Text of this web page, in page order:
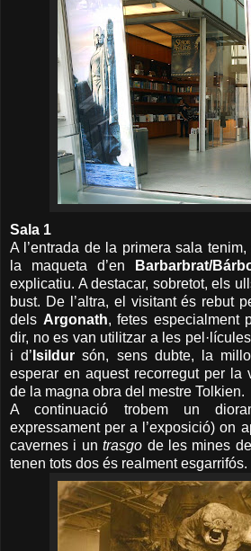
Sala 1
A l’entrada de la primera sala
la maqueta d’en
Barbarbrat/
explicatiu. A destacar, sobretot, els
bust. De l’altra, el visitant és rebut
dels Argonath, fetes especialment
dir, no es van utilitzar a les
i d’ Isildur són, sens dubte, la
esperar en aquest recorregut per la
de la magna obra del mestre Tolkien.
A continuació trobem un
expressament per a l’exposició) on
cavernes i untrasgo de les mines de
tenen tots dos és realment esgarrifós.